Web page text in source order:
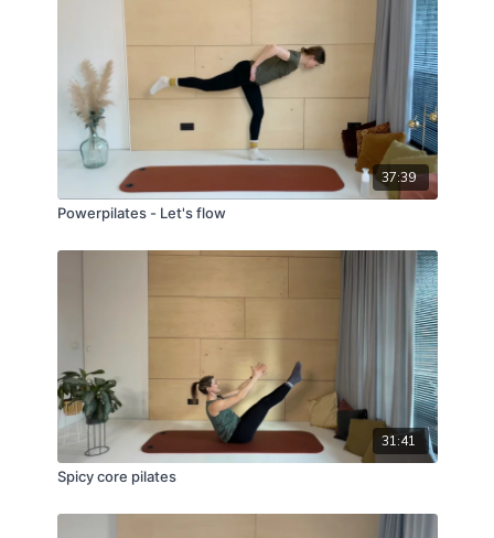
37:39
Powerpilates - Let's flow
31:41
Spicy core pilates